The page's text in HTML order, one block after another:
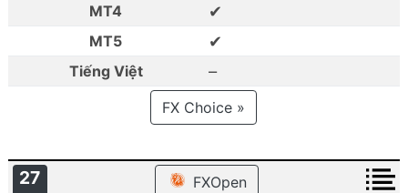
MT4
✔
MT5 ✔
Tiếng Việt –
FX Choice »
27 FXOpen